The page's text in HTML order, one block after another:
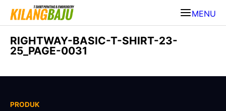
MENU
RIGHTWAY-BASIC-T-SHIRT-23-
25_PAGE-0031
PRODUK